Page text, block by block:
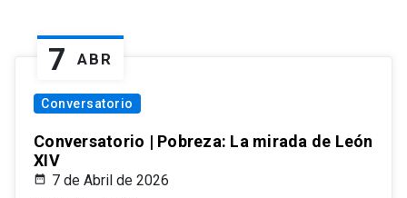
7 ABR
Conversatorio
Conversatorio | Pobreza: La mirada de León
XIV
7 de Abril de 2026